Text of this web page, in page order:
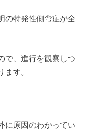
の特発性側弯症が全
で、進行を観察しつ
ます。
に原因のわかってい